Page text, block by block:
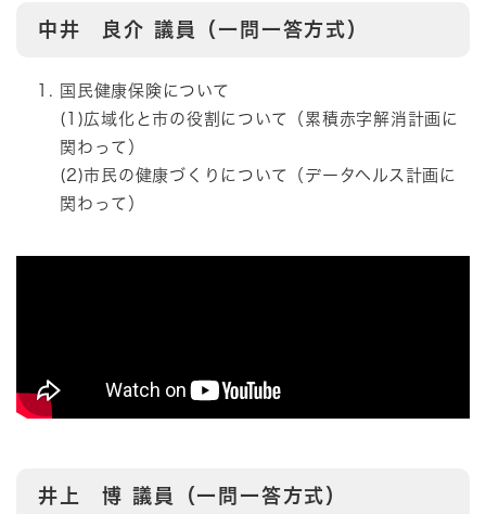
中井 良介 議員（一問一答方式）
国民健康保険について
(1)広域化と市の役割について（累積赤字解消計画に
関わって）
(2)市民の健康づくりについて（データヘルス計画に
関わって）
井上 博 議員（一問一答方式）